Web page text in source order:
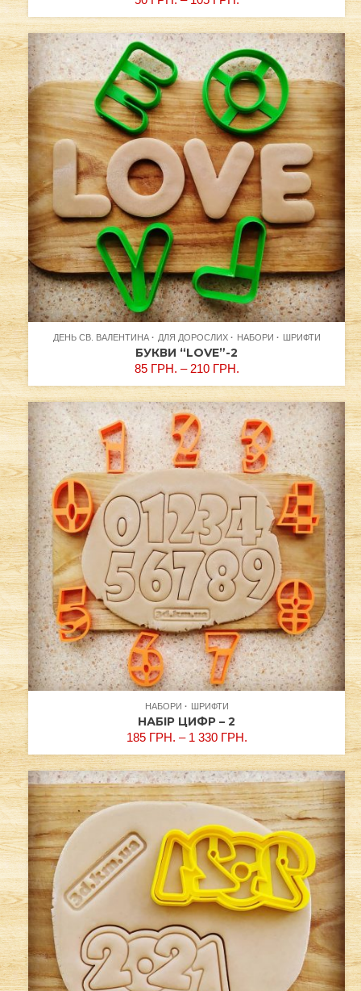
ДЕНЬ СВ. ВАЛЕНТИНА ДЛЯ ДОРОСЛИХ НАБОРИ ШРИФТИ
БУКВИ “LOVE”-2
85 ГРН. – 210 ГРН.
НАБОРИ ШРИФТИ
НАБІР ЦИФР – 2
185 ГРН. – 1 330 ГРН.